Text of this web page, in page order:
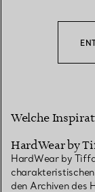
Welche
HardWear by
HardWear by
den Archiven des